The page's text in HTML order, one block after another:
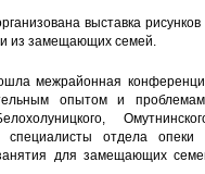
выставка рисунков
из замещающих семей.
межрайонная
опытом и
специалисты отдела опеки
для замещающих